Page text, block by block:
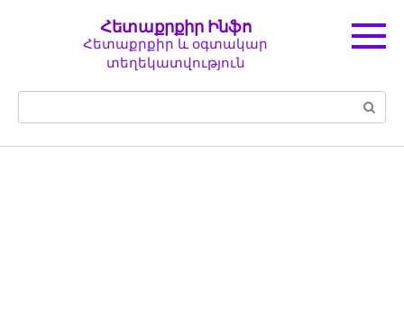
Հետաքրքիր Ինֆո
Հետաքրքիր և օգտակար
տեղեկատվություն